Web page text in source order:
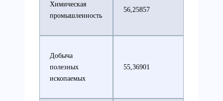
Химическая
промышленность
56,25857
Добыча
полезных
ископаемых
55,36901